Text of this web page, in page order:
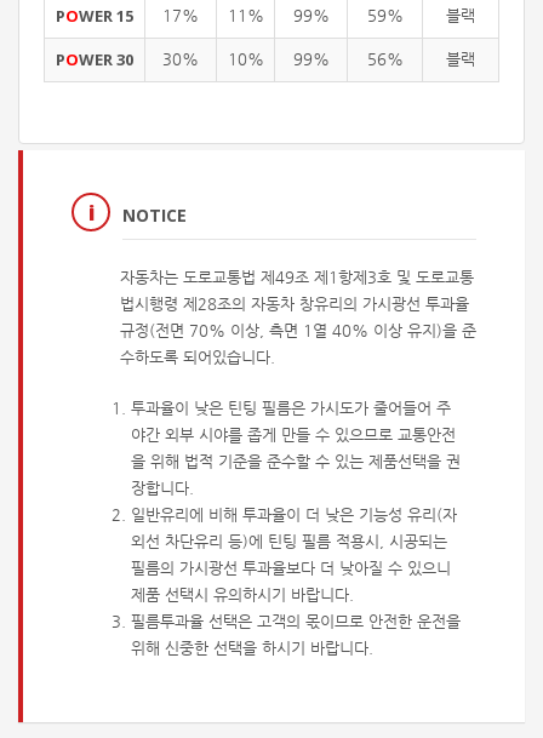
POWER 15 17% 11% 99% 59% 블랙
POWER 30 30% 10% 99% 56% 블랙
NOTICE
자동차는 도로교통법 제49조 제1항제3호 및 도로교통
법시행령 제28조의 자동차 창유리의 가시광선 투과율
규정(전면 70% 이상, 측면 1열 40% 이상 유지)을 준
수하도록 되어있습니다.
투과율이 낮은 틴팅 필름은 가시도가 줄어들어 주
야간 외부 시야를 좁게 만들 수 있으므로 교통안전
을 위해 법적 기준을 준수할 수 있는 제품선택을 권
장합니다.
일반유리에 비해 투과율이 더 낮은 기능성 유리(자
외선 차단유리 등)에 틴팅 필름 적용시, 시공되는
필름의 가시광선 투과율보다 더 낮아질 수 있으니
제품 선택시 유의하시기 바랍니다.
필름투과율 선택은 고객의 몫이므로 안전한 운전을
위해 신중한 선택을 하시기 바랍니다.